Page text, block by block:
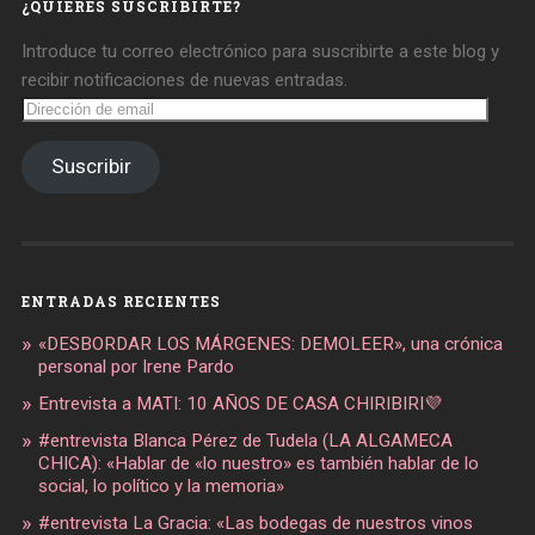
¿QUIERES SUSCRIBIRTE?
Introduce tu correo electrónico para suscribirte a este blog y
recibir notificaciones de nuevas entradas.
Dirección
de
Suscribir
ENTRADAS RECIENTES
«DESBORDAR LOS MÁRGENES: DEMOLEER», una crónica
personal por Irene Pardo
Entrevista a MATI: 10 AÑOS DE CASA CHIRIBIRI💜
#entrevista Blanca Pérez de Tudela (LA ALGAMECA
CHICA): «Hablar de «lo nuestro» es también hablar de lo
social, lo político y la memoria»
#entrevista La Gracia: «Las bodegas de nuestros vinos